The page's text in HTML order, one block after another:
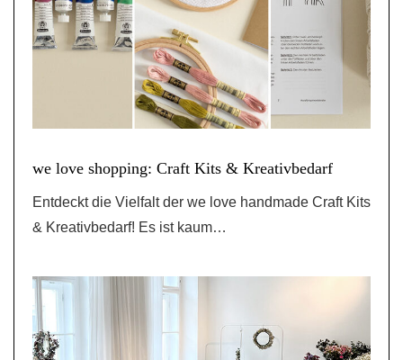
we love shopping: Craft Kits & Kreativbedarf
Entdeckt die Vielfalt der we love handmade Craft Kits
& Kreativbedarf! Es ist kaum…